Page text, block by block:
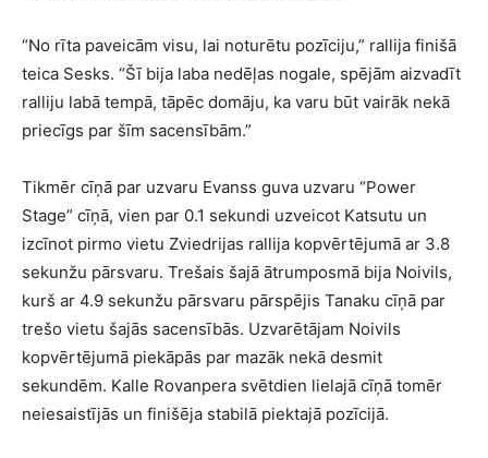
“No rīta paveicām visu, lai noturētu pozīciju,” rallija finišā
teica Sesks. “Šī bija laba nedēļas nogale, spējām aizvadīt
ralliju labā tempā, tāpēc domāju, ka varu būt vairāk nekā
priecīgs par šīm sacensībām.”
Tikmēr cīņā par uzvaru Evanss guva uzvaru “Power
Stage” cīņā, vien par 0.1 sekundi uzveicot Katsutu un
izcīnot pirmo vietu Zviedrijas rallija kopvērtējumā ar 3.8
sekunžu pārsvaru. Trešais šajā ātrumposmā bija Noivils,
kurš ar 4.9 sekunžu pārsvaru pārspējis Tanaku cīņā par
trešo vietu šajās sacensībās. Uzvarētājam Noivils
kopvērtējumā piekāpās par mazāk nekā desmit
sekundēm. Kalle Rovanpera svētdien lielajā cīņā tomēr
neiesaistījās un finišēja stabilā piektajā pozīcijā.